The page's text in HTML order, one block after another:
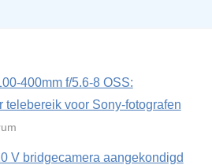
400mm f/5.6-8 OSS:
telebereik voor Sony-fotografen
V bridgecamera aangekondigd